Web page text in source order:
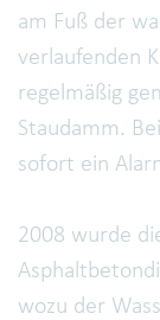
am Fuß der
verlaufenden
regelmäßig
Staudamm.
sofort ein
2008 wurde
wozu der